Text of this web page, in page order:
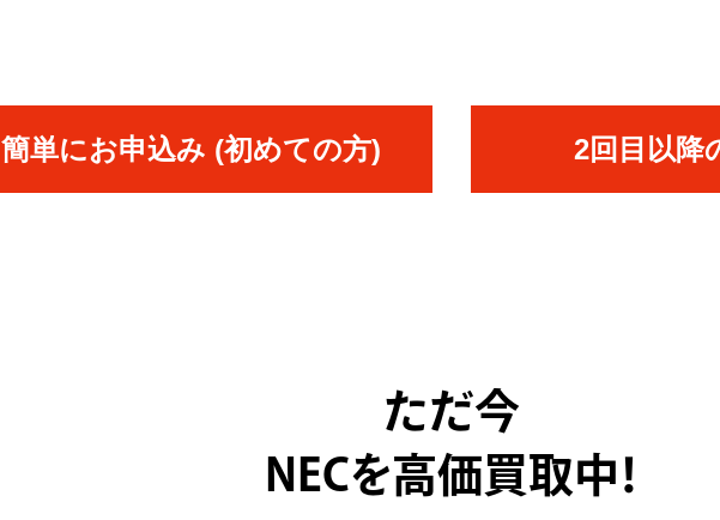
簡単にお申込み (初めての方) 2回目以降
ただ今
NECを高価買取中！